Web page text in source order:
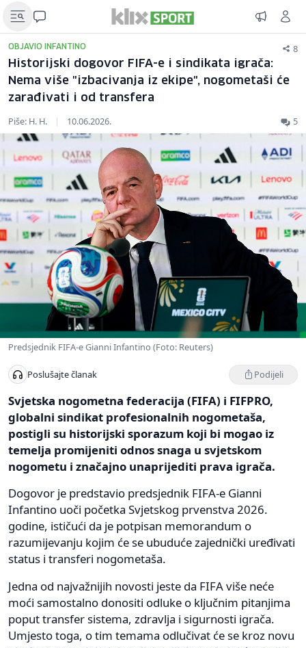
OBJAVIO INFANTINO 8
Historijski dogovor FIFA-e i sindikata igrača:
Nema više "izbacivanja iz ekipe", nogometaši će
zarađivati i od transfera
Piše: H. H. | 10.06.2026. 5
Predsjednik FIFA-e Gianni Infantino (Foto: Reuters)
Poslušajte članak Podijeli
Svjetska nogometna federacija (FIFA) i FIFPRO,
globalni sindikat profesionalnih nogometaša,
postigli su historijski sporazum koji bi mogao iz
temelja promijeniti odnos snaga u svjetskom
nogometu i značajno unaprijediti prava igrača.
Dogovor je predstavio predsjednik FIFA-e Gianni
Infantino uoči početka Svjetskog prvenstva 2026.
godine, ističući da je potpisan memorandum o
razumijevanju kojim će se ubuduće zajednički uređivati
status i transferi nogometaša.
Jedna od najvažnijih novosti jeste da FIFA više neće
moći samostalno donositi odluke o ključnim pitanjima
poput transfer sistema, zdravlja i sigurnosti igrača.
Umjesto toga, o tim temama odlučivat će se kroz novu